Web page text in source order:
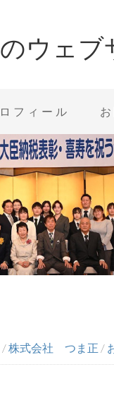
ウェブ
フィール
/株式会社 つま正 /